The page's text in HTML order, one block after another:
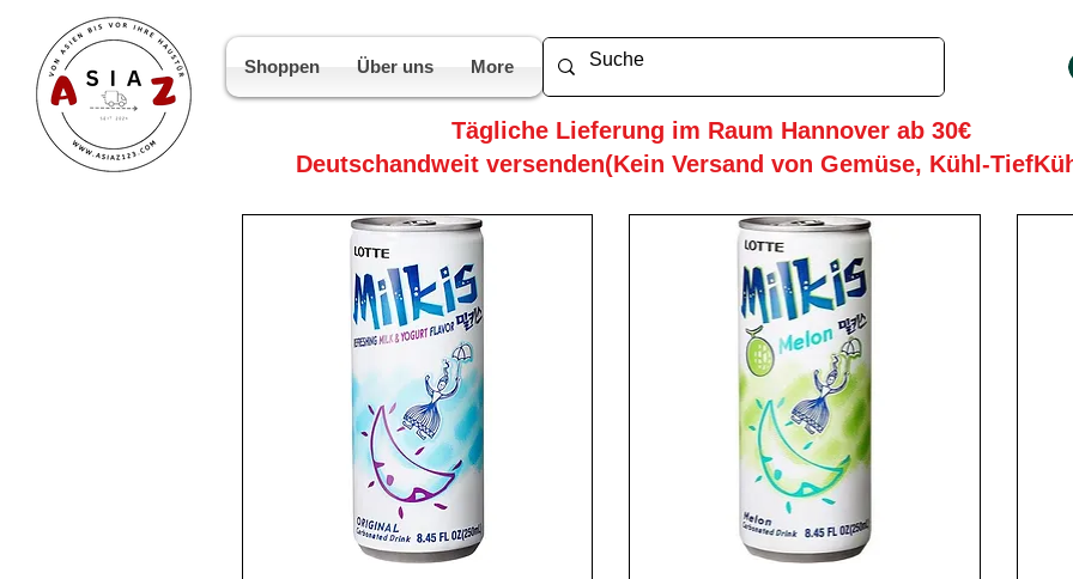
Shoppen Über uns More
Deutschandweit versenden(Kein Versand von Gemüse, Kühl-
Tägliche Lieferung im Raum Hannover ab 30€